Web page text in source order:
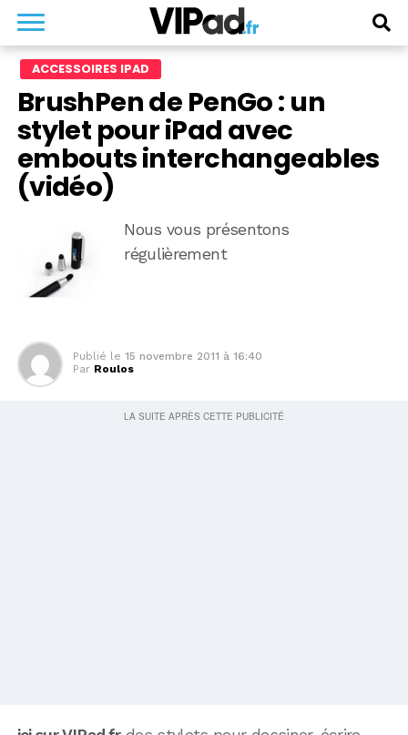
ACCESSOIRES IPAD
BrushPen de PenGo : un
stylet pour iPad avec
embouts interchangeables
(vidéo)
Nous vous présentons
régulièrement
Publié le 15 novembre 2011 à 16:40
Par Roulos